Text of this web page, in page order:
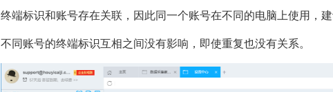
终端标识和账号存在关联，因此同一个账号在不同的电脑上使用，
不同账号的终端标识互相之间没有影响，即使重复也没有关系。